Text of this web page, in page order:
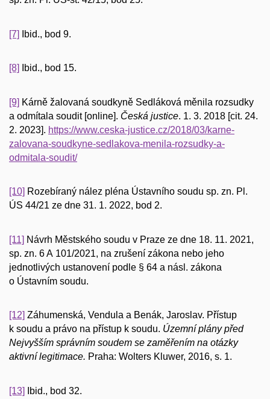
[7] Ibid., bod 9.
[8] Ibid., bod 15.
[9] Kárně žalovaná soudkyně Sedláková měnila rozsudky
a odmítala soudit [online]. Česká justice. 1. 3. 2018 [cit. 24.
2. 2023]. https://www.ceska-justice.cz/2018/03/karne-
zalovana-soudkyne-sedlakova-menila-rozsudky-a-
odmitala-soudit/
[10] Rozebíraný nález pléna Ústavního soudu sp. zn. Pl.
ÚS 44/21 ze dne 31. 1. 2022, bod 2.
[11] Návrh Městského soudu v Praze ze dne 18. 11. 2021,
sp. zn. 6 A 101/2021, na zrušení zákona nebo jeho
jednotlivých ustanovení podle § 64 a násl. zákona
o Ústavním soudu.
[12] Záhumenská, Vendula a Benák, Jaroslav. Přístup
k soudu a právo na přístup k soudu. Územní plány před
Nejvyšším správním soudem se zaměřením na otázky
aktivní legitimace. Praha: Wolters Kluwer, 2016, s. 1.
[13] Ibid., bod 32.